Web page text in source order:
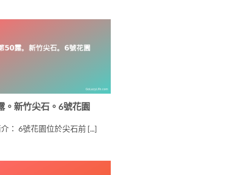
。新竹尖石。6號花園
： 6號花園位於尖石前 [...]